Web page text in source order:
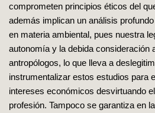
comprometen principios éticos del
además implican un análisis
en materia ambiental, pues nuestra
autonomía y la debida consideración
antropólogos, lo que lleva a
instrumentalizar estos estudios para
intereses económicos desvirtuando
profesión. Tampoco se garantiza en